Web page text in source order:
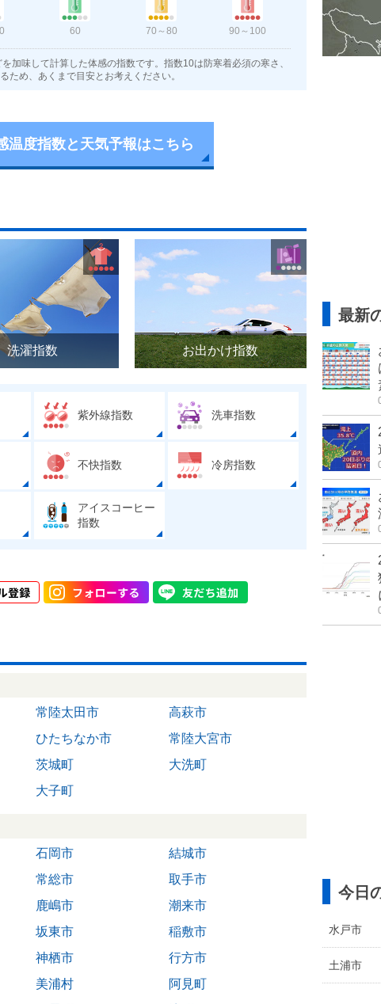
60 70～80 90～100
加味して計算した体感の指数です。指数10は防寒着必須の寒さ、
ため、あくまで目安とお考えください。
温度指数と天気予報はこちら
洗濯指数 お出かけ指数
紫外線指数 洗車指数
不快指数 冷房指数
アイスコーヒー
指数
常陸太田市
高萩市
ひたちなか市
常陸大宮市
茨城町
大洗町
大子町
石岡市
結城市
常総市
取手市
鹿嶋市
潮来市
坂東市
稲敷市
神栖市
行方市
美浦村
阿見町
最新
今日
水戸市
土浦市